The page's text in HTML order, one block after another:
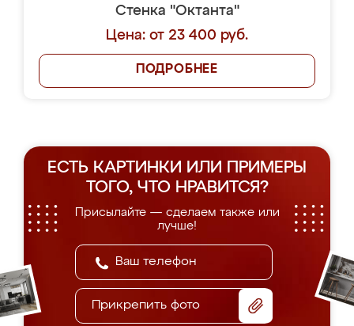
Стенка "Октанта"
Цена: от 23 400 руб.
ПОДРОБНЕЕ
ЕСТЬ КАРТИНКИ ИЛИ ПРИМЕРЫ
ТОГО, ЧТО НРАВИТСЯ?
Присылайте — сделаем также или
лучше!
Прикрепить фото